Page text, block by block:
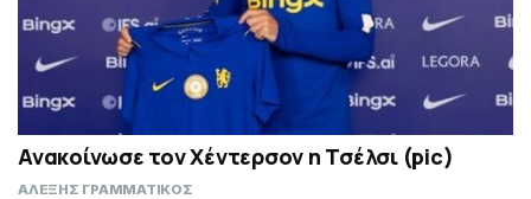
Ανακοίνωσε τον Χέντερσον η Τσέλσι (pic)
ΑΛΕΞΗΣ ΓΡΑΜΜΑΤΙΚΟΣ